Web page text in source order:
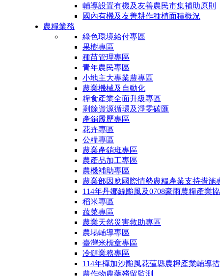
輔導設置有機及友善農民市集補助原則
國內有機及友善耕作種植面積概況
農糧業務
綠色環境給付專區
果樹專區
種苗管理專區
青年農民專區
小地主大專業農專區
農業機械及自動化
糧食產業全面升級專區
剩餘資源循環及淨零碳匯
產銷履歷專區
花卉專區
公糧專區
農業產銷班專區
農產品加工專區
農機補助專區
農業部因應國際情勢農糧產業支持措施
114年丹娜絲颱風及0708豪雨農糧產業
稻米專區
蔬菜專區
農業天然災害救助專區
農場輔導專區
臺灣米標章專區
冷鏈業務專區
114年樺加沙颱風花蓮縣農糧產業輔導
農作物農藥殘留監測